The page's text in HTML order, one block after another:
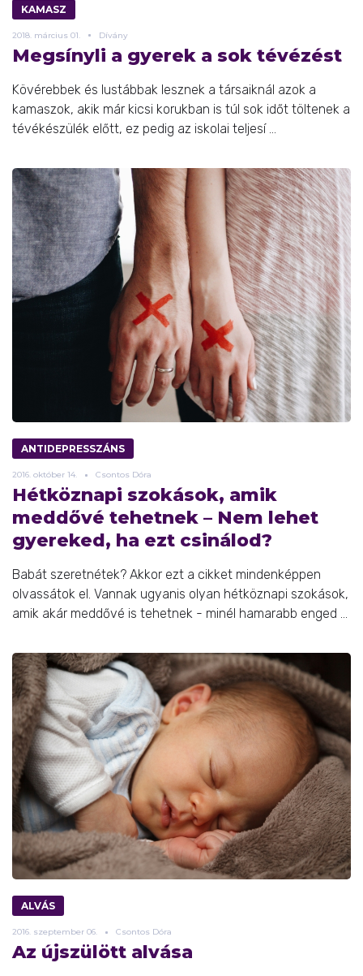
KAMASZ
2018. március 01. Dívány
Megsínyli a gyerek a sok tévézést
Kövérebbek és lustábbak lesznek a társaiknál azok a
kamaszok, akik már kicsi korukban is túl sok időt töltenek a
tévékészülék előtt, ez pedig az iskolai teljesí ...
ANTIDEPRESSZÁNS
2016. október 14. Csontos Dóra
Hétköznapi szokások, amik
meddővé tehetnek – Nem lehet
gyereked, ha ezt csinálod?
Babát szeretnétek? Akkor ezt a cikket mindenképpen
olvassátok el. Vannak ugyanis olyan hétköznapi szokások,
amik akár meddővé is tehetnek - minél hamarabb enged ...
ALVÁS
2016. szeptember 06. Csontos Dóra
Az újszülött alvása